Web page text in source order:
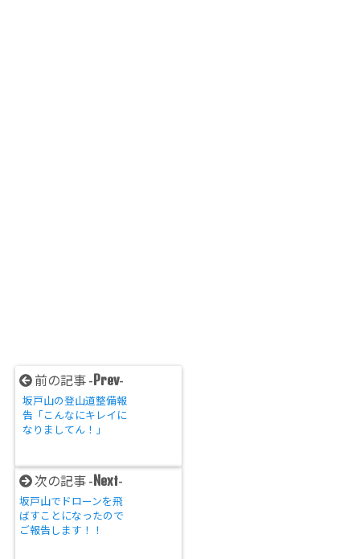
前の記事 - Prev-
坂戸山の登山道整備報
告「こんなにキレイに
なりましてん！」
次の記事 - Next-
坂戸山でドローンを飛
ばすことになったので
ご報告します！！